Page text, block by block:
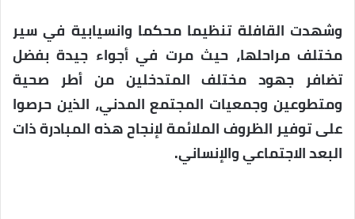
وشهدت القافلة تنظيما محكما وانسيابية في سير
مختلف مراحلها، حيث مرت في أجواء جيدة بفضل
تضافر جهود مختلف المتدخلين من أطر صحية
ومتطوعين وجمعيات المجتمع المدني، الذين حرصوا
على توفير الظروف الملائمة لإنجاح هذه المبادرة ذات
البعد الاجتماعي والإنساني.